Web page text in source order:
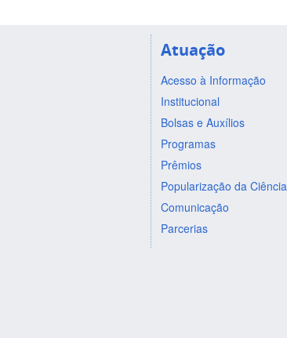
Atuação
Acesso à Informação
Institucional
Bolsas e Auxílios
Programas
Prêmios
Popularização da Ciência
Comunicação
Parcerias